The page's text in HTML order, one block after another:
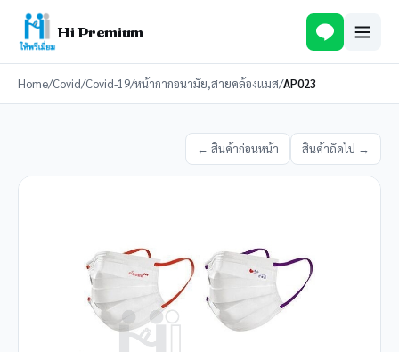
Hi Premium
Home/Covid/Covid-19/หน้ากากอนามัย,สายคล้องแมส/AP023
← สินค้าก่อนหน้า สินค้าถัดไป →